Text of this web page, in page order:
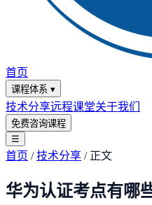
首页
课程体系 ▾
技术分享远程课堂关于我们
免费咨询课程
☰
首页 /技术分享 / 正文
华为认证考点有哪